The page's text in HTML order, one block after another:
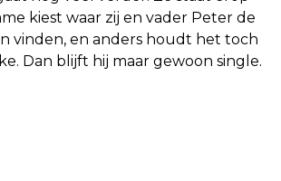
kiest waar zij en vader Peter de
vinden, en anders houdt het toch
Dan blijft hij maar gewoon single.